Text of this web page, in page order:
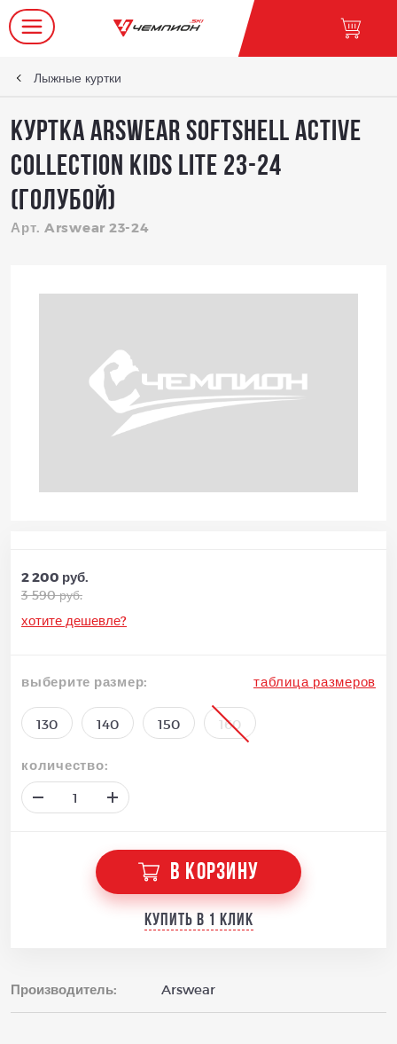
Лыжные куртки
Куртка Arswear Softshell ACTIVE
Collection KIDS Lite 23-24
(Голубой)
Арт. Arswear 23-24
2 200 руб.
3 590 руб.
хотите дешевле?
выберите размер: таблица размеров
130 140 150 160
количество:
В КОРЗИНУ
Купить в 1 клик
Производитель: Arswear